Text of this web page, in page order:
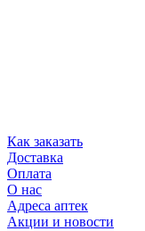
Как заказать
Доставка
Оплата
О нас
Адреса аптек
Акции и новости